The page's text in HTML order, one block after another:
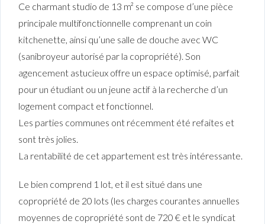
Ce charmant studio de 13 m² se compose d’une pièce
principale multifonctionnelle comprenant un coin
kitchenette, ainsi qu’une salle de douche avec WC
(sanibroyeur autorisé par la copropriété). Son
agencement astucieux offre un espace optimisé, parfait
pour un étudiant ou un jeune actif à la recherche d’un
logement compact et fonctionnel.
Les parties communes ont récemment été refaites et
sont très jolies.
La rentabilité de cet appartement est très intéressante.
Le bien comprend 1 lot, et il est situé dans une
copropriété de 20 lots (les charges courantes annuelles
moyennes de copropriété sont de 720 € et le syndicat